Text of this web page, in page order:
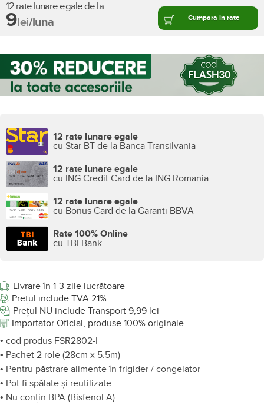
12 rate lunare egale de la
9lei/luna Cumpara in rate
12 rate lunare egale
cu Star BT de la Banca Transilvania
12 rate lunare egale
cu ING Credit Card de la ING Romania
12 rate lunare egale
cu Bonus Card de la Garanti BBVA
Rate 100% Online
cu TBI Bank
Livrare în 1-3 zile lucrătoare
Prețul include TVA 21%
Prețul NU include Transport 9,99 lei
Importator Oficial, produse 100% originale
• cod produs FSR2802-I
• Pachet 2 role (28cm x 5.5m)
• Pentru păstrare alimente în frigider / congelator
• Pot fi spălate și reutilizate
• Nu conţin BPA (Bisfenol A)